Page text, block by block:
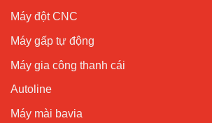
Máy đột CNC
Máy gấp tự động
Máy gia công thanh cái
Autoline
Máy mài bavia